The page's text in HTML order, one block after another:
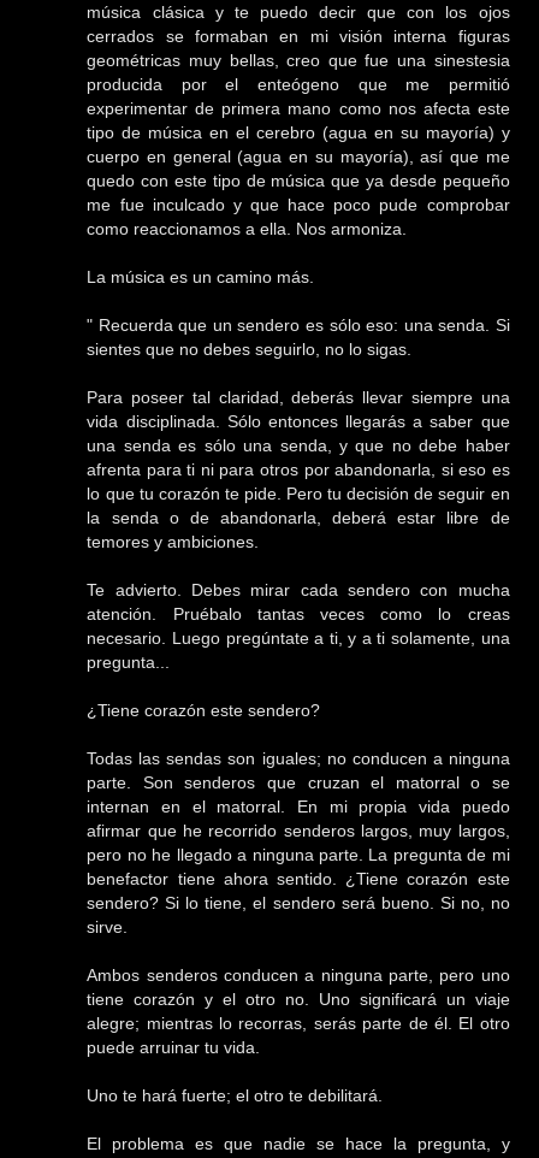
música clásica y te puedo decir que con los ojos
cerrados se formaban en mi visión interna figuras
geométricas muy bellas, creo que fue una sinestesia
producida por el enteógeno que me permitió
experimentar de primera mano como nos afecta este
tipo de música en el cerebro (agua en su mayoría) y
cuerpo en general (agua en su mayoría), así que me
quedo con este tipo de música que ya desde pequeño
me fue inculcado y que hace poco pude comprobar
como reaccionamos a ella. Nos armoniza.
La música es un camino más.
" Recuerda que un sendero es sólo eso: una senda. Si
sientes que no debes seguirlo, no lo sigas.
Para poseer tal claridad, deberás llevar siempre una
vida disciplinada. Sólo entonces llegarás a saber que
una senda es sólo una senda, y que no debe haber
afrenta para ti ni para otros por abandonarla, si eso es
lo que tu corazón te pide. Pero tu decisión de seguir en
la senda o de abandonarla, deberá estar libre de
temores y ambiciones.
Te advierto. Debes mirar cada sendero con mucha
atención. Pruébalo tantas veces como lo creas
necesario. Luego pregúntate a ti, y a ti solamente, una
pregunta...
¿Tiene corazón este sendero?
Todas las sendas son iguales; no conducen a ninguna
parte. Son senderos que cruzan el matorral o se
internan en el matorral. En mi propia vida puedo
afirmar que he recorrido senderos largos, muy largos,
pero no he llegado a ninguna parte. La pregunta de mi
benefactor tiene ahora sentido. ¿Tiene corazón este
sendero? Si lo tiene, el sendero será bueno. Si no, no
sirve.
Ambos senderos conducen a ninguna parte, pero uno
tiene corazón y el otro no. Uno significará un viaje
alegre; mientras lo recorras, serás parte de él. El otro
puede arruinar tu vida.
Uno te hará fuerte; el otro te debilitará.
El problema es que nadie se hace la pregunta, y